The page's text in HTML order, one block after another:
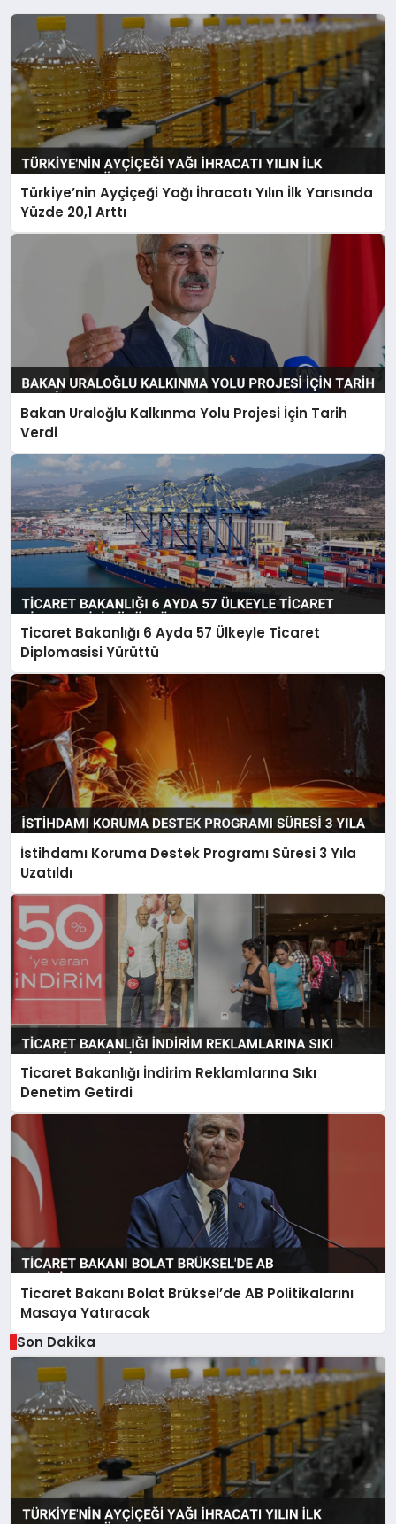
Türkiye’nin Ayçiçeği Yağı İhracatı Yılın İlk Yarısında
Yüzde 20,1 Arttı
Bakan Uraloğlu Kalkınma Yolu Projesi İçin Tarih
Verdi
Ticaret Bakanlığı 6 Ayda 57 Ülkeyle Ticaret
Diplomasisi Yürüttü
İstihdamı Koruma Destek Programı Süresi 3 Yıla
Uzatıldı
Ticaret Bakanlığı İndirim Reklamlarına Sıkı
Denetim Getirdi
Ticaret Bakanı Bolat Brüksel’de AB Politikalarını
Masaya Yatıracak
Son Dakika